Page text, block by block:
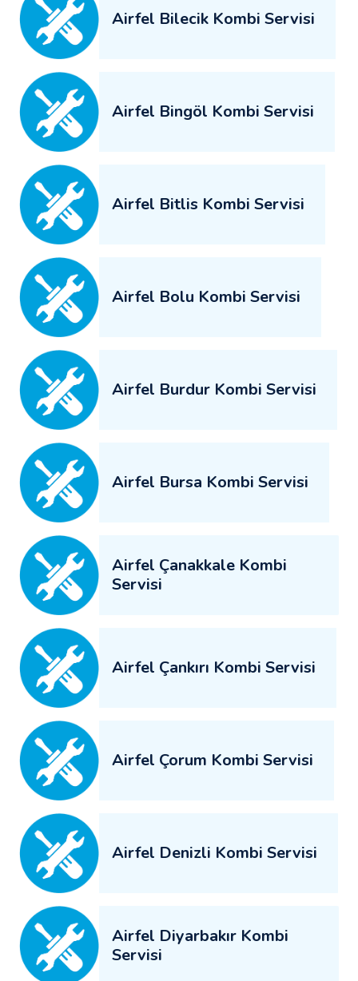
Airfel Bilecik Kombi Servisi
Airfel Bingöl Kombi Servisi
Airfel Bitlis Kombi Servisi
Airfel Bolu Kombi Servisi
Airfel Burdur Kombi Servisi
Airfel Bursa Kombi Servisi
Airfel Çanakkale Kombi
Servisi
Airfel Çankırı Kombi Servisi
Airfel Çorum Kombi Servisi
Airfel Denizli Kombi Servisi
Airfel Diyarbakır Kombi
Servisi